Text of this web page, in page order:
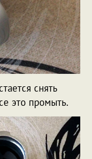
снять
это промыть.